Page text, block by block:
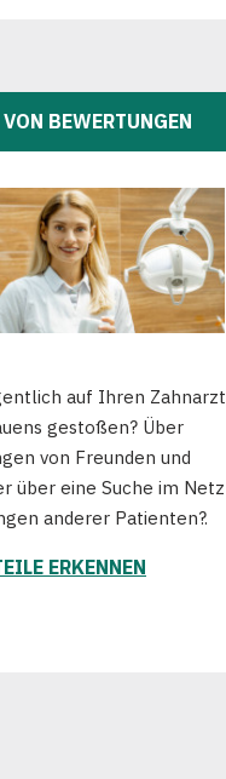
BEWERTUNGEN
auf Ihren Zahnarzt
gestoßen? Über
von Freunden und
über eine Suche im Netz
anderer Patienten?.
ERKENNEN